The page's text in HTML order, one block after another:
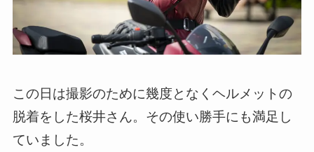
この日は撮影のために幾度となくヘルメットの
脱着をした桜井さん。その使い勝手にも満足し
ていました。